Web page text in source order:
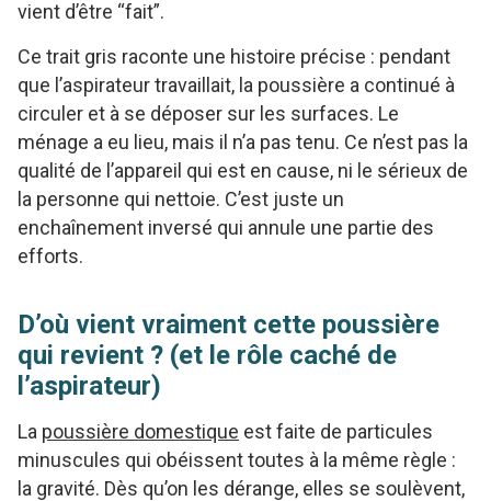
vient d’être “fait”.
Ce trait gris raconte une histoire précise : pendant
que l’aspirateur travaillait, la poussière a continué à
circuler et à se déposer sur les surfaces. Le
ménage a eu lieu, mais il n’a pas tenu. Ce n’est pas la
qualité de l’appareil qui est en cause, ni le sérieux de
la personne qui nettoie. C’est juste un
enchaînement inversé qui annule une partie des
efforts.
D’où vient vraiment cette poussière
qui revient ? (et le rôle caché de
l’aspirateur)
La poussière domestique est faite de particules
minuscules qui obéissent toutes à la même règle :
la gravité. Dès qu’on les dérange, elles se soulèvent,